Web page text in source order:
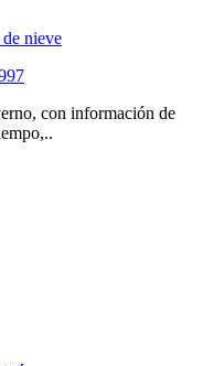
con información de